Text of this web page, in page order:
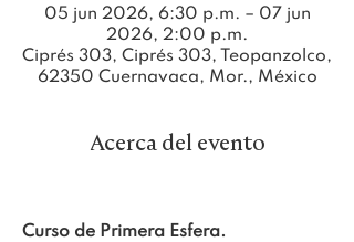
05 jun 2026, 6:30 p.m. – 07 jun
2026, 2:00 p.m.
Ciprés 303, Ciprés 303, Teopanzolco,
62350 Cuernavaca, Mor., México
Acerca del evento
Curso de Primera Esfera.